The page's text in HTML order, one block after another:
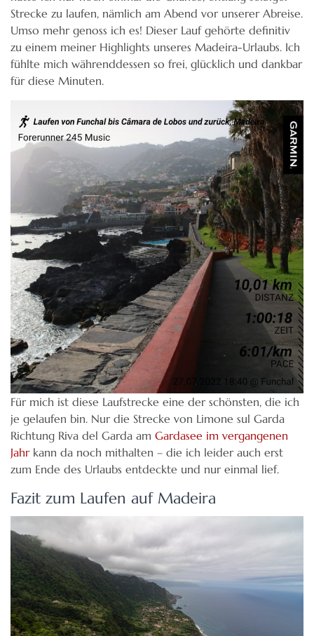
Strecke zu laufen, nämlich am Abend vor unserer Abreise.
Umso mehr genoss ich es! Dieser Lauf gehörte definitiv
zu einem meiner Highlights unseres Madeira-Urlaubs. Ich
fühlte mich währenddessen so frei, glücklich und dankbar
für diese Minuten.
Für mich ist diese Laufstrecke eine der schönsten, die ich
je gelaufen bin. Nur die Strecke von Limone sul Garda
Richtung Riva del Garda am Gardasee im vergangenen
Jahrkann da noch mithalten – die ich leider auch erst
zum Ende des Urlaubs entdeckte und nur einmal lief.
Fazit zum Laufen auf Madeira